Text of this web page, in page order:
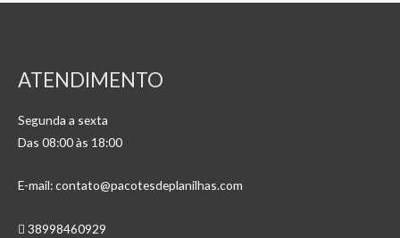
ATENDIMENTO
Segunda a sexta
Das 08:00 às 18:00
E-mail: contato@pacotesdeplanilhas.com
38998460929